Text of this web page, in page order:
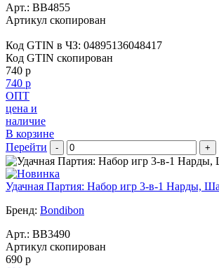
Арт.: BB4855
Артикул скопирован
Код GTIN в ЧЗ: 04895136048417
Код GTIN скопирован
740 р
740 р
ОПТ
цена и
наличие
В корзине
Перейти
- +
Удачная Партия: Набор игр 3-в-1 Нарды,
Бренд: Bondibon
Арт.: BB3490
Артикул скопирован
690 р